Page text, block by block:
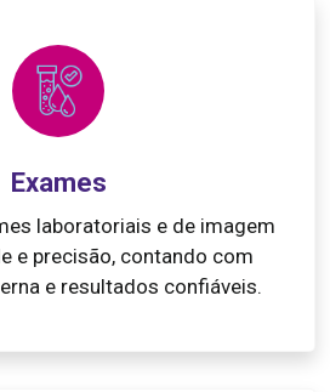
Exames
laboratoriais e de imagem
e precisão, contando com
e resultados confiáveis.